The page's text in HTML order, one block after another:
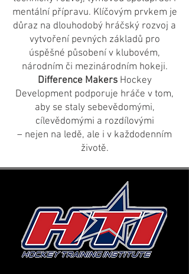
mentální přípravu. Klíčovým prvkem je
důraz na dlouhodobý hráčský rozvoj a
vytvoření pevných základů pro
úspěšné působení v klubovém,
národním či mezinárodním hokeji.
Difference MakersHockey
Development podporuje hráče v tom,
aby se staly sebevědomými,
cílevědomými a rozdílovými
– nejen na ledě, ale i v každodenním
životě.